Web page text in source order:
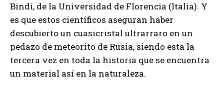
Bindi, de la Universidad de Florencia (Italia). Y
es que estos científicos aseguran haber
descubierto un cuasicristal ultrarraro en un
pedazo de meteorito de Rusia, siendo esta la
tercera vez en toda la historia que se encuentra
un material así en la naturaleza.